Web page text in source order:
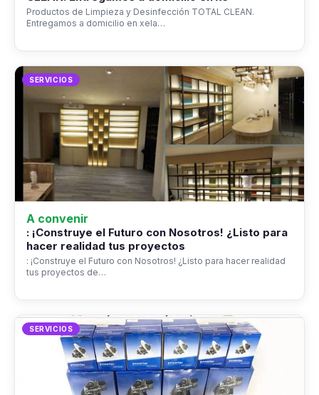
Productos de Limpieza y Desinfección TOTAL CLEAN.
Entregamos a domicilio en xela…
SERVICIOS
A convenir
: ¡Construye el Futuro con Nosotros! ¿Listo para
hacer realidad tus proyectos
: ¡Construye el Futuro con Nosotros! ¿Listo para hacer realidad
tus proyectos de…
SERVICIOS